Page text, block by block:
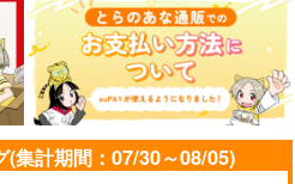
(集計期間：07/30～08/05)